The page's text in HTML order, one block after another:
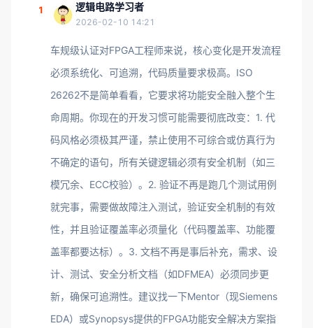
1 逻辑电路学习者
2026-02-10 14:21
车规级认证对FPGA工程师来说，核心变化是开发流程
必须系统化、可追溯，代码质量要求极高。ISO
26262不是简单看看，它要求将功能安全融入整个生
命周期。你现在的开发习惯可能需要彻底改变：1. 代
码风格必须极其严谨，禁止使用不可综合或仿真行为
不确定的语句，所有关键逻辑必须有安全机制（如三
模冗余、ECC校验）。2. 验证不再是跑几个测试用例
就完事，需要做故障注入测试，验证安全机制的有效
性，并且验证覆盖率必须量化（代码覆盖率、功能覆
盖率都要达标）。3. 文档不再是事后补充，需求、设
计、测试、安全分析文档（如DFMEA）必须同步更
新，确保可追溯性。建议找一下Mentor（现Siemens
EDA）或Synopsys提供的FPGA功能安全解决方案指